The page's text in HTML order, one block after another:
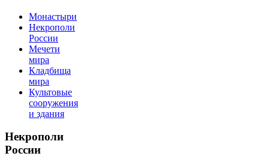
Монастыри
Некрополи
России
Мечети
мира
Кладбища
мира
Культовые
сооружения
и здания
Некрополи
России